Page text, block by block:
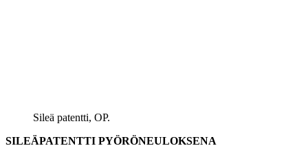
Sileä patentti, OP.
SILEÄPATENTTI PYÖRÖNEULOKSENA